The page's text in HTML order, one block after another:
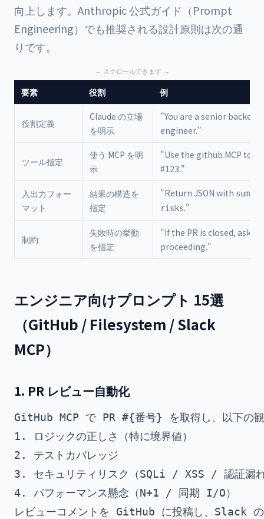
向上します。Anthropic 公式ガイド（Prompt
Engineering）でも推奨される設計原則は次の通
りです。
要素 役割 例
役割定義
Claude の立場
を明示
"You are a senior backend
engineer."
ツール指定
使う MCP を明
示
"Use the github MCP to
#123."
入出力フォー
マット
結果の構造を
指定
"Return JSON with
risks."
制約
失敗時の挙動
を指定
"If the PR is closed, ask
proceeding."
エンジニア向けプロンプト 15選
（GitHub / Filesystem / Slack
MCP）
1. PR レビュー自動化
GitHub MCP で PR #{番号} を取得し、以下の観
1. ロジックの正しさ（特に境界値）
2. テストカバレッジ
3. セキュリティリスク（SQLi / XSS / 認証漏
4. パフォーマンス懸念（N+1 / 同期 I/O）